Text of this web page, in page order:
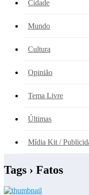
Cidade
Mundo
Cultura
Opinião
Tema Livre
Últimas
Mídia Kit /
Tags › Fatos